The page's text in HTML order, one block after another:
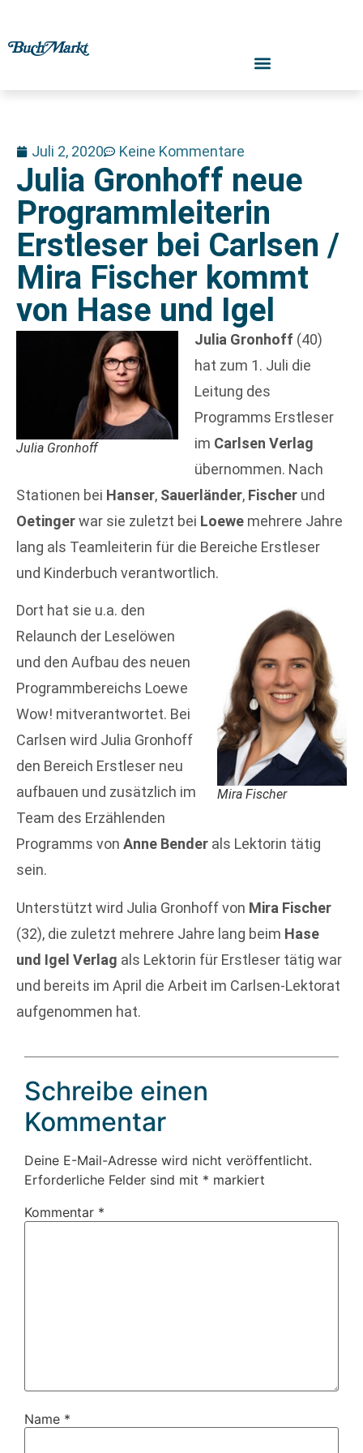
Juli 2, 2020 Keine Kommentare
Julia Gronhoff neue
Programmleiterin
Erstleser bei Carlsen /
Mira Fischer kommt
von Hase und Igel
Julia Gronhoff
Julia Gronhoff (40)
hat zum 1. Juli die
Leitung des
Programms Erstleser
im Carlsen Verlag
übernommen. Nach
Stationen bei Hanser, Sauerländer, Fischer und
Oetingerwar sie zuletzt bei Loewe mehrere Jahre
lang als Teamleiterin für die Bereiche Erstleser
und Kinderbuch verantwortlich.
Mira Fischer
Dort hat sie u.a. den
Relaunch der Leselöwen
und den Aufbau des neuen
Programmbereichs Loewe
Wow! mitverantwortet. Bei
Carlsen wird Julia Gronhoff
den Bereich Erstleser neu
aufbauen und zusätzlich im
Team des Erzählenden
Programms von Anne Bender als Lektorin tätig
sein.
Unterstützt wird Julia Gronhoff von Mira Fischer
(32), die zuletzt mehrere Jahre lang beim Hase
und Igel Verlag als Lektorin für Erstleser tätig war
und bereits im April die Arbeit im Carlsen-Lektorat
aufgenommen hat.
Schreibe einen
Kommentar
Deine E-Mail-Adresse wird nicht veröffentlicht.
Erforderliche Felder sind mit * markiert
Kommentar *
Name *